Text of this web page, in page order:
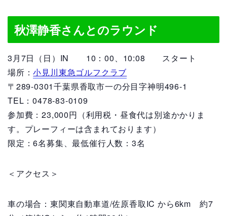
秋澤静香さんとのラウンド
3月7日（日）IN 10：00、10:08 スタート
場所：小見川東急ゴルフクラブ
〒289-0301千葉県香取市一の分目字神明496-1
TEL：0478-83-0109
参加費：23,000円（利用税・昼食代は別途かかりま
す。プレーフィーは含まれております）
限定：6名募集、最低催行人数：3名
＜アクセス＞
車の場合：東関東自動車道/佐原香取IC から6km 約7